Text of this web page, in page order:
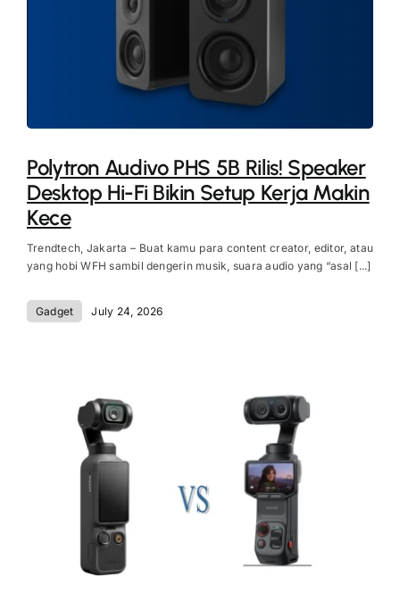
Polytron Audivo PHS 5B Rilis! Speaker
Desktop Hi-Fi Bikin Setup Kerja Makin
Kece
Trendtech, Jakarta – Buat kamu para content creator, editor, atau
yang hobi WFH sambil dengerin musik, suara audio yang “asal [...]
Gadget July 24, 2026